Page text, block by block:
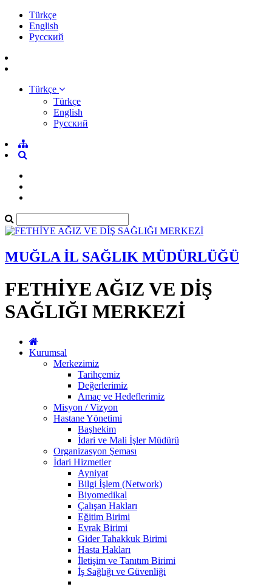
Türkçe
English
Pусский
Türkçe
Türkçe
English
Pусский
MUĞLA İL SAĞLIK MÜDÜRLÜĞÜ
FETHİYE AĞIZ VE DİŞ
SAĞLIĞI MERKEZİ
Kurumsal
Merkezimiz
Tarihçemiz
Değerlerimiz
Amaç ve Hedeflerimiz
Misyon / Vizyon
Hastane Yönetimi
Başhekim
İdari ve Mali İşler Müdürü
Organizasyon Şeması
İdari Hizmetler
Ayniyat
Bilgi İşlem (Network)
Biyomedikal
Çalışan Hakları
Eğitim Birimi
Evrak Birimi
Gider Tahakkuk Birimi
Hasta Hakları
İletişim ve Tanıtım Birimi
İş Sağlığı ve Güvenliği